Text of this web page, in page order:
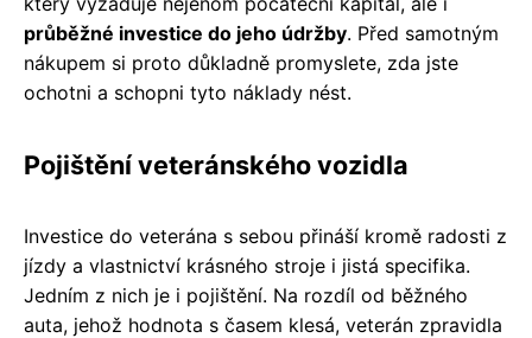
průběžné investice do jeho údržby. Před samotným
nákupem si proto důkladně promyslete, zda jste
ochotni a schopni tyto náklady nést.
Pojištění veteránského vozidla
Investice do veterána s sebou přináší kromě radosti z
jízdy a vlastnictví krásného stroje i jistá specifika.
Jedním z nich je i pojištění. Na rozdíl od běžného
auta, jehož hodnota s časem klesá, veterán zpravidla